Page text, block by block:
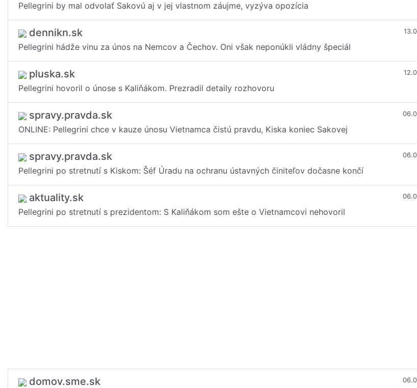
Pellegrini by mal odvolať Sakovú aj v jej vlastnom záujme, vyzýva opozícia
dennikn.sk
Pellegrini hádže vinu za únos na Nemcov a Čechov. Oni však neponúkli vládny špeciál
pluska.sk
Pellegrini hovoril o únose s Kaliňákom. Prezradil detaily rozhovoru
spravy.pravda.sk
ONLINE: Pellegrini chce v kauze únosu Vietnamca čistú pravdu, Kiska koniec Sakovej
spravy.pravda.sk
Pellegrini po stretnutí s Kiskom: Šéf Úradu na ochranu ústavných činiteľov dočasne končí
aktuality.sk
Pellegrini po stretnutí s prezidentom: S Kaliňákom som ešte o Vietnamcovi nehovoril
domov.sme.sk